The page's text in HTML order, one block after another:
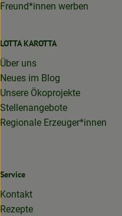
Freund*innen werben
LOTTA KAROTTA
Über uns
Neues im Blog
Unsere Ökoprojekte
Stellenangebote
Regionale Erzeuger*innen
Service
Kontakt
Rezepte